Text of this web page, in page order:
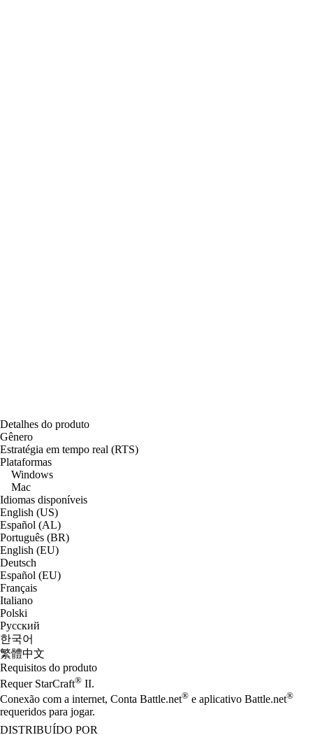
Detalhes do produto
Gênero
Estratégia em tempo real (RTS)
Plataformas
Windows
Mac
Idiomas disponíveis
English (US)
Español (AL)
Português (BR)
English (EU)
Deutsch
Español (EU)
Français
Italiano
Polski
Русский
한국어
繁體中文
Requisitos do produto
Requer StarCraft® II.
Conexão com a internet, Conta Battle.net® e aplicativo Battle.net®
requeridos para jogar.
DISTRIBUÍDO POR